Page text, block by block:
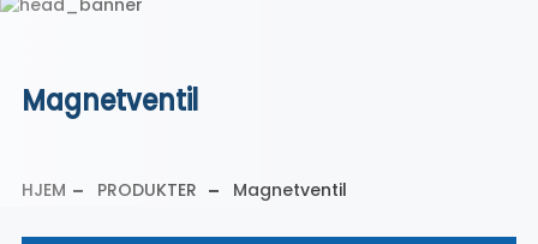
Magnetventil
HJEM PRODUKTER Magnetventil